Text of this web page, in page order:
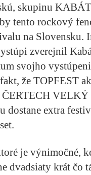
skupinu
tento rockový
na Slovensku.
zverejnil
svojho
že TOPFEST
ČERTECH
dostane extra
je výnimočné,
dvadsiaty krát čo